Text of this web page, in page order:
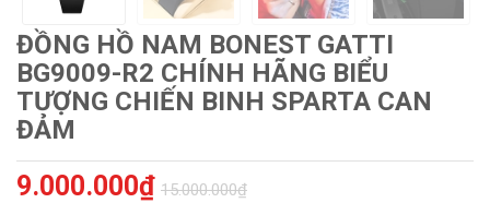
ĐỒNG HỒ NAM BONEST GATTI
BG9009-R2 CHÍNH HÃNG BIỂU
TƯỢNG CHIẾN BINH SPARTA CAN
ĐẢM
9.000.000₫ 15.000.000₫